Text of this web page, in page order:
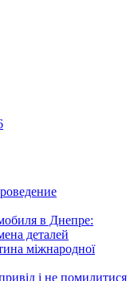
в Днепре:
деталей
міжнародної
і не помилитися